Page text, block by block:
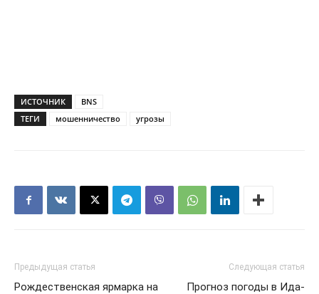
ИСТОЧНИК
BNS
ТЕГИ
мошенничество угрозы
Предыдущая статья
Рождественская ярмарка на
Следующая статья
Прогноз погоды в Ида-